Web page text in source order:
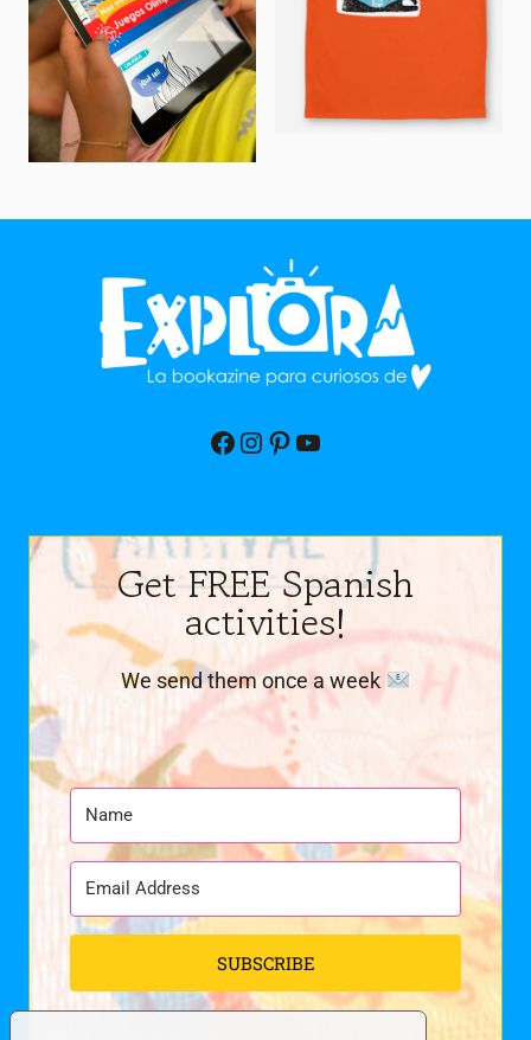
Facebook
Instagram
Pinterest
YouTube
Get FREE Spanish
activities!
We send them once a week
SUBSCRIBE